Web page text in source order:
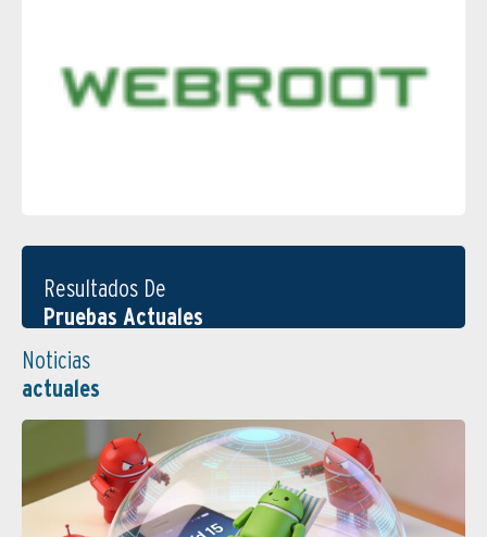
Resultados De
Pruebas Actuales
Noticias
actuales